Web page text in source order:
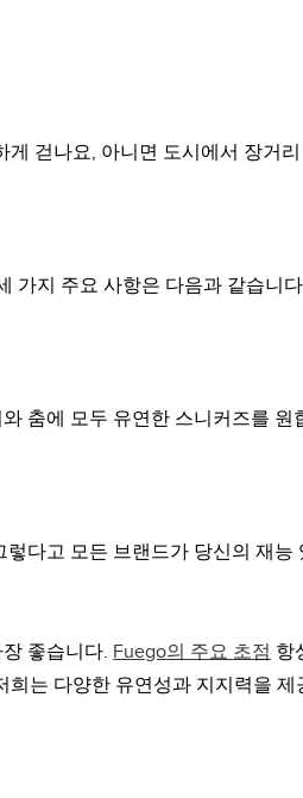
걷나요, 아니면 도시에서 장거
가지 주요 사항은 다음과 같습니
춤에 모두 유연한 스니커즈를 원
다고 모든 브랜드가 당신의 재능
좋습니다. Fuego의 주요 초점 항
는 다양한 유연성과 지지력을 제